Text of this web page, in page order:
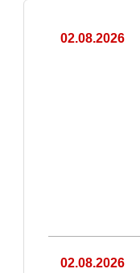
02.08.2026
02.08.2026